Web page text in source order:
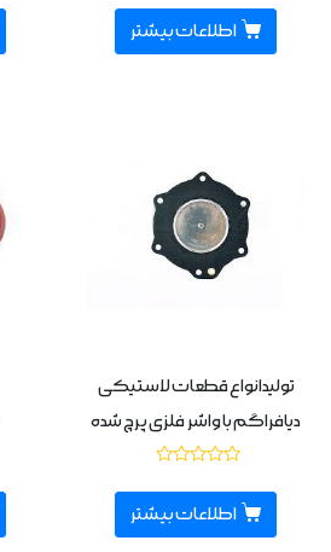
0
از
5اطلاعات بیشتر
تولیدانواع قطعات لاستیکی
دیافراگم با واشر فلزی پرچ شده
0
از
5اطلاعات بیشتر